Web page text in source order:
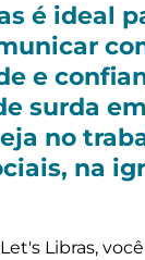
é ideal
e
surda
no
na
Libras,